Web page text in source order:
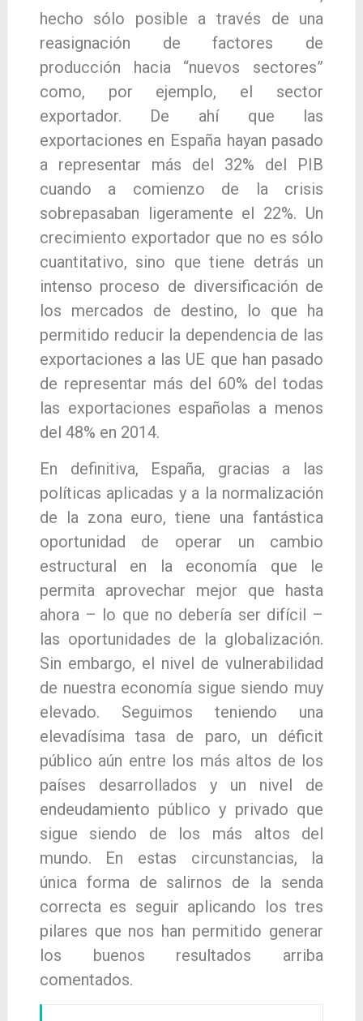
hecho sólo posible a través de una
reasignación de factores de
producción hacia “nuevos sectores”
como, por ejemplo, el sector
exportador. De ahí que las
exportaciones en España hayan pasado
a representar más del 32% del PIB
cuando a comienzo de la crisis
sobrepasaban ligeramente el 22%. Un
crecimiento exportador que no es sólo
cuantitativo, sino que tiene detrás un
intenso proceso de diversificación de
los mercados de destino, lo que ha
permitido reducir la dependencia de las
exportaciones a las UE que han pasado
de representar más del 60% del todas
las exportaciones españolas a menos
del 48% en 2014.
En definitiva, España, gracias a las
políticas aplicadas y a la normalización
de la zona euro, tiene una fantástica
oportunidad de operar un cambio
estructural en la economía que le
permita aprovechar mejor que hasta
ahora – lo que no debería ser difícil –
las oportunidades de la globalización.
Sin embargo, el nivel de vulnerabilidad
de nuestra economía sigue siendo muy
elevado. Seguimos teniendo una
elevadísima tasa de paro, un déficit
público aún entre los más altos de los
países desarrollados y un nivel de
endeudamiento público y privado que
sigue siendo de los más altos del
mundo. En estas circunstancias, la
única forma de salirnos de la senda
correcta es seguir aplicando los tres
pilares que nos han permitido generar
los buenos resultados arriba
comentados.